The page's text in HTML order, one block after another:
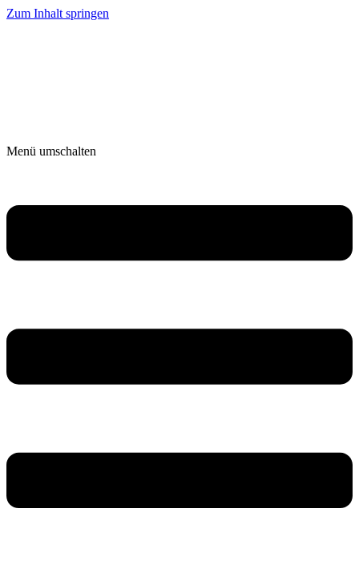
Zum Inhalt springen
Menü umschalten